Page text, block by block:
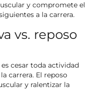
y compromete el
a la carrera.
vs. reposo
cesar toda actividad
carrera. El reposo
y ralentizar la